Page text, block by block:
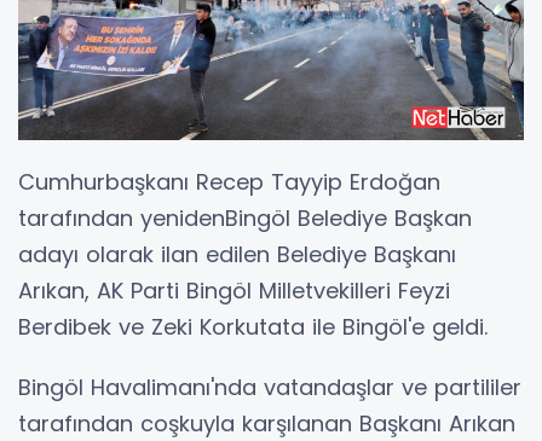
Cumhurbaşkanı Recep Tayyip Erdoğan
tarafından yenidenBingöl Belediye Başkan
adayı olarak ilan edilen Belediye Başkanı
Arıkan, AK Parti Bingöl Milletvekilleri Feyzi
Berdibek ve Zeki Korkutata ile Bingöl'e geldi.
Bingöl Havalimanı'nda vatandaşlar ve partililer
tarafından coşkuyla karşılanan Başkanı Arıkan